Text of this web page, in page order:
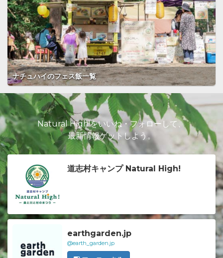
ナチュハイのフェス飯一覧
Natural High!をいいね・フォローして、
最新情報ゲットしよう。
道志村キャンプ Natural High!
earthgarden.jp
@earth_garden.jp